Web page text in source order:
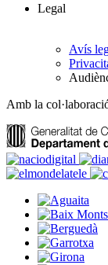
Legal
Avís
Amb la